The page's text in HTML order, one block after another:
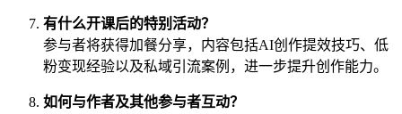
有什么开课后的特别活动？
参与者将获得加餐分享，内容包括AI创作提效技巧、低
粉变现经验以及私域引流案例，进一步提升创作能力。
如何与作者及其他参与者互动？